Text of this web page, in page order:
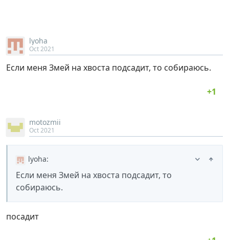
lyoha
Oct 2021
Если меня Змей на хвоста подсадит, то собираюсь.
motozmii
Oct 2021
lyoha:
Если меня Змей на хвоста подсадит, то
собираюсь.
посадит